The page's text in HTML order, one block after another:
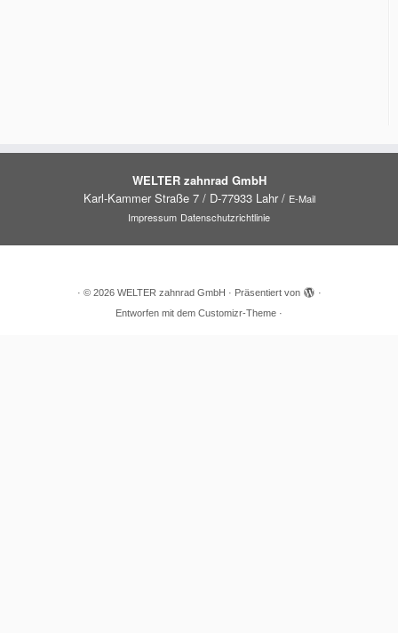
WELTER zahnrad GmbH
Karl-Kammer Straße 7 / D-77933 Lahr / E-Mail
Impressum Datenschutzrichtlinie
· © 2026 WELTER zahnrad GmbH · Präsentiert von
·
Entworfen mit dem Customizr-Theme ·